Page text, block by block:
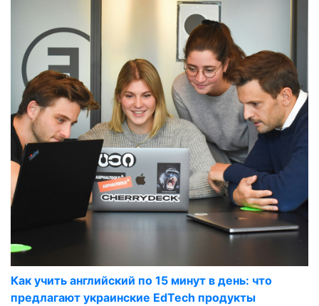
Как учить английский по 15 минут в день: что
предлагают украинские EdTech продукты